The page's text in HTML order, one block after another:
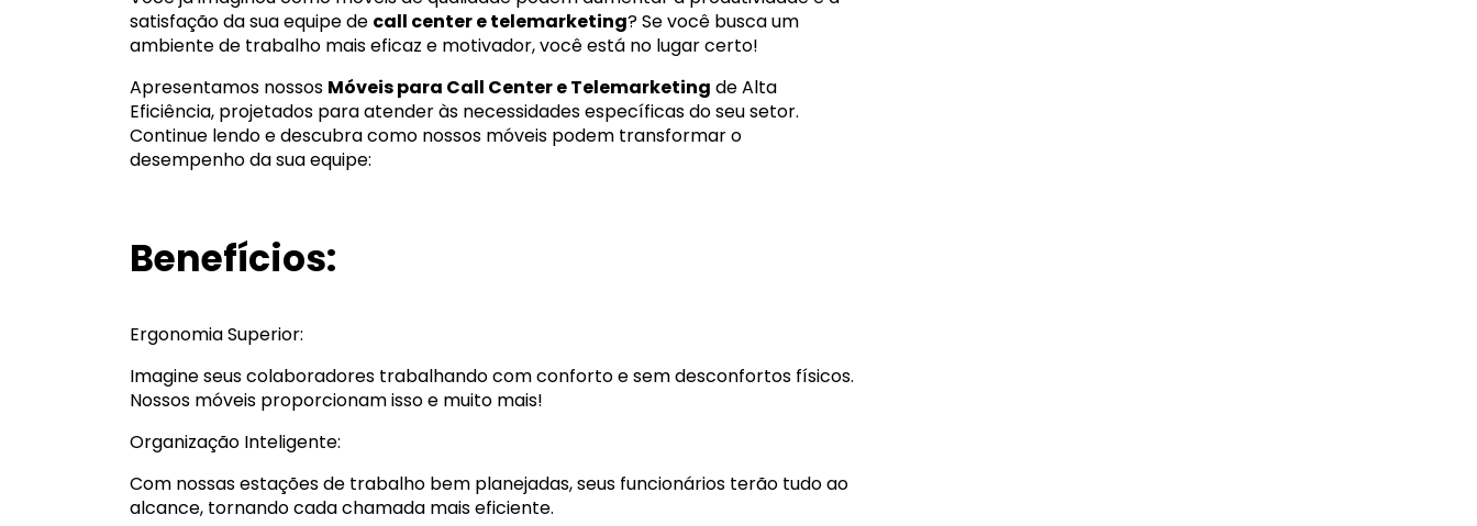
satisfação da sua equipe de call center e telemarketing? Se você busca um
ambiente de trabalho mais eficaz e motivador, você está no lugar certo!
Apresentamos nossos Móveis para Call Center e Telemarketing de Alta
Eficiência, projetados para atender às necessidades específicas do seu setor.
Continue lendo e descubra como nossos móveis podem transformar o
desempenho da sua equipe:
Benefícios:
Ergonomia Superior:
Imagine seus colaboradores trabalhando com conforto e sem desconfortos físicos.
Nossos móveis proporcionam isso e muito mais!
Organização Inteligente:
Com nossas estações de trabalho bem planejadas, seus funcionários terão tudo ao
alcance, tornando cada chamada mais eficiente.